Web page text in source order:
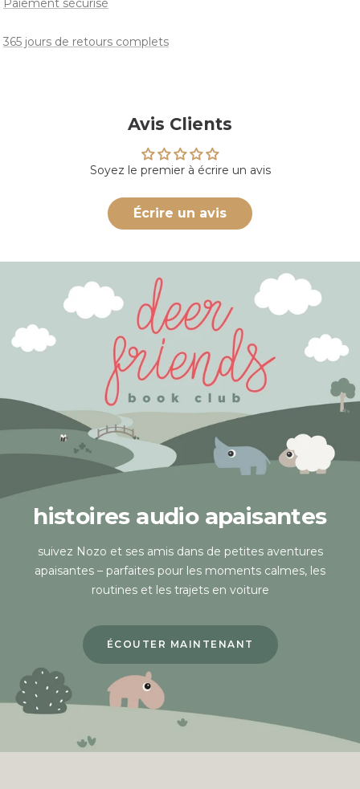
Paiement sécurisé
365 jours de retours complets
Avis Clients
Soyez le premier à écrire un avis
Écrire un avis
histoires audio apaisantes
suivez Nozo et ses amis dans de petites aventures
apaisantes – parfaites pour les moments calmes, les
routines et les trajets en voiture
ÉCOUTER MAINTENANT